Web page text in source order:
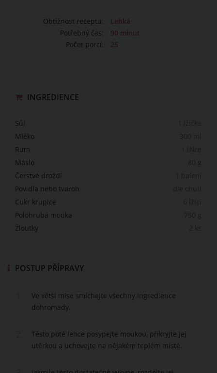
Obtížnost receptu:
Lehká
Potřebný čas:
90 minut
Počet porcí:
25
INGREDIENCE
Sůl
Mléko
Rum
Máslo
Čerstvé droždí
Povidla nebo tvaroh
Cukr krupice
Polohrubá mouka
Žloutky
POSTUP PŘÍPRAVY
Ve větší míse smíchejte všechny ingredience
dohromady.
Těsto poté lehce posypejte moukou, přikryjte jej
utěrkou a uchovejte na nějakém teplém místě.